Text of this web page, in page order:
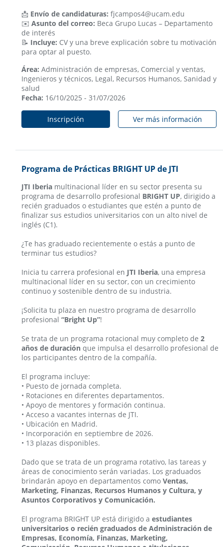
📩 Envío de candidaturas: fjcampos4@ucam.edu
✉️ Asunto del correo: Beca Grupo Lucas – Departamento
de interés
📝 Incluye: CV y una breve explicación sobre tu motivación
para optar al puesto.
Área: Administración de empresas, Comercial y ventas,
Ingenieros y técnicos, Legal, Recursos Humanos, Sanidad y
salud
Fecha: 16/10/2025 - 31/07/2026
Inscripción Ver más información
Programa de Prácticas BRIGHT UP de JTI
JTI Iberia multinacional líder en su sector presenta su
programa de desarrollo profesional BRIGHT UP, dirigido a
recién graduados o estudiantes que estén a punto de
finalizar sus estudios universitarios con un alto nivel de
inglés (C1).
¿Te has graduado recientemente o estás a punto de
terminar tus estudios?
Inicia tu carrera profesional en JTI Iberia, una empresa
multinacional líder en su sector, con un crecimiento
continuo y sostenible dentro de su industria.
¡Solicita tu plaza en nuestro programa de desarrollo
profesional “Bright Up”!
Se trata de un programa rotacional muy completo de 2
años de duración que impulsa el desarrollo profesional de
los participantes dentro de la compañía.
El programa incluye:
• Puesto de jornada completa.
• Rotaciones en diferentes departamentos.
• Apoyo de mentores y formación continua.
• Acceso a vacantes internas de JTI.
• Ubicación en Madrid.
• Incorporación en septiembre de 2026.
• 13 plazas disponibles.
Dado que se trata de un programa rotativo, las tareas y
áreas de conocimiento serán variadas. Los graduados
brindarán apoyo en departamentos como Ventas,
Marketing, Finanzas, Recursos Humanos y Cultura, y
Asuntos Corporativos y Comunicación.
El programa BRIGHT UP está dirigido a estudiantes
universitarios o recién graduados de Administración de
Empresas, Economía, Finanzas, Marketing,